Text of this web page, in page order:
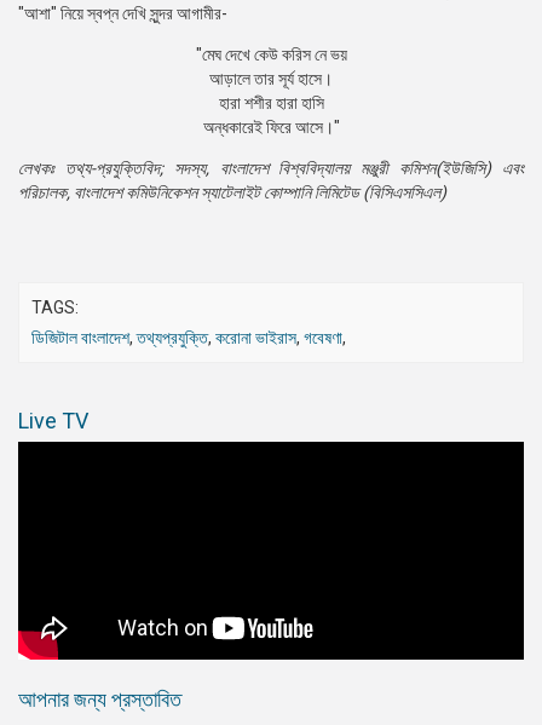
"আশা" নিয়ে স্বপ্ন দেখি সুন্দর আগামীর-
"মেঘ দেখে কেউ করিস নে ভয়
আড়ালে তার সূর্য হাসে।
হারা শশীর হারা হাসি
অন্ধকারেই ফিরে আসে।"
লেখকঃ তথ্য-প্রযুক্তিবিদ; সদস্য, বাংলাদেশ বিশ্ববিদ্যালয় মঞ্জুরী কমিশন(ইউজিসি) এবং
পরিচালক, বাংলাদেশ কমিউনিকেশন স্যাটেলাইট কোম্পানি লিমিটেড (বিসিএসসিএল)
TAGS:
ডিজিটাল বাংলাদেশ,তথ্যপ্রযুক্তি, করোনা ভাইরাস, গবেষণা,
Live TV
আপনার জন্য প্রস্তাবিত